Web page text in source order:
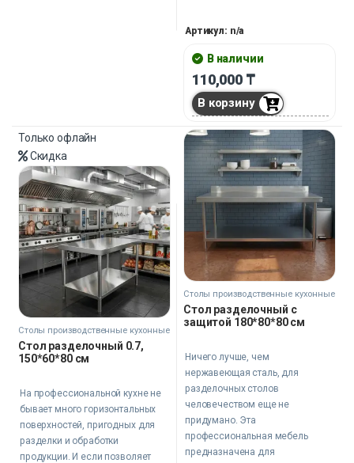
мясных производств и
Артикул: n/a
В наличии
110,000 ₸
В корзину
Только офлайн
Скидка
Столы производственные кухонные
Стол разделочный 0.7,
150*60*80 см
На профессиональной кухне не
бывает много горизонтальных
поверхностей, пригодных для
разделки и обработки
продукции. И если позволяет
Столы производственные кухонные
Стол разделочный с
защитой 180*80*80 см
Ничего лучше, чем
нержавеющая сталь, для
разделочных столов
человечеством еще не
придумано. Эта
профессиональная мебель
предназначена для